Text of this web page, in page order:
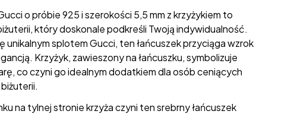
o próbie 925 i szerokości 5,5 mm z krzyżykiem to
który doskonale podkreśli Twoją indywidualność.
unikalnym splotem Gucci, ten łańcuszek przyciąga wzrok
Krzyżyk, zawieszony na łańcuszku, symbolizuje
co czyni go idealnym dodatkiem dla osób ceniących
na tylnej stronie krzyża czyni ten srebrny łańcuszek